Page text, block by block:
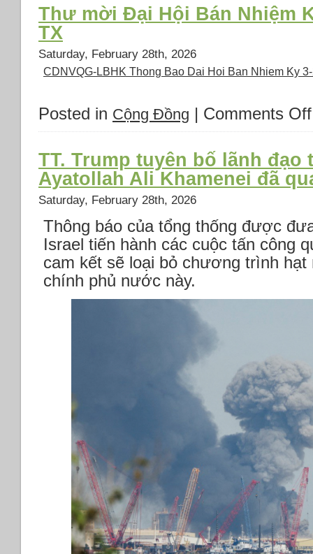
Đại
Hội
bán
nhiệm
Cộng
Người
Việt
Quốc
Liên
Bang
Hoa
Kỳ
2026
tại
Houston
–
Dạ
tiệc
Thư mời Đại Hội Bán Nhiệm
TX
Saturday, February 28th, 2026
CDNVQG-LBHK Thong Bao Dai Hoi Ban Nhiem Ky
Posted in Cộng Đồng | Comments Off
TT. Trump tuyên bố lãnh đạo
Ayatollah Ali Khamenei đã
Saturday, February 28th, 2026
Thông báo của tổng thống được
Israel tiến hành các cuộc tấn công
cam kết sẽ loại bỏ chương trình hạt
chính phủ nước này.